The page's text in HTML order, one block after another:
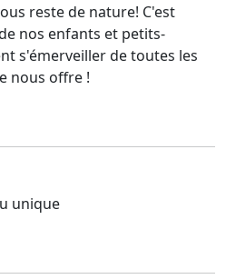
reste de nature! C'est
nos enfants et petits-
s'émerveiller de toutes les
nous offre !
unique